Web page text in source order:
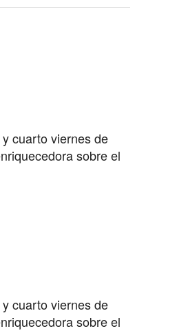
cuarto viernes de
sobre el
cuarto viernes de
sobre el